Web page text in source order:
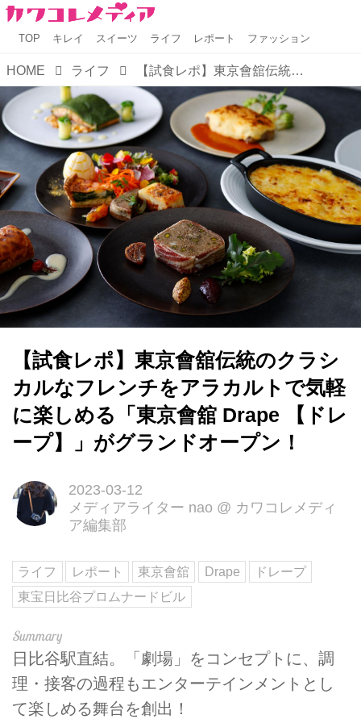
TOP キレイ スイーツ ライフ レポート ファッション
HOME ライフ 【試食レポ】東京會舘伝統のクラシカルなフレンチをアラカルトで気軽に楽しめる「東京會舘 Drape 【ドレープ】」がグランドオープン！
【試食レポ】東京會舘伝統のクラシ
カルなフレンチをアラカルトで気軽
に楽しめる「東京會舘 Drape 【ドレ
ープ】」がグランドオープン！
2023-03-12
メディアライター nao @ カワコレメディ
ア編集部
ライフ レポート 東京會舘 Drape
ドレープ
東宝日比谷プロムナードビル
日比谷駅直結。「劇場」をコンセプトに、調
理・接客の過程もエンターテインメントとし
て楽しめる舞台を創出！